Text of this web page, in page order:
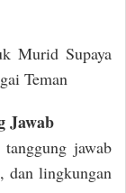
Murid Supaya
Teman
Jawab
jawab
dan lingkungan